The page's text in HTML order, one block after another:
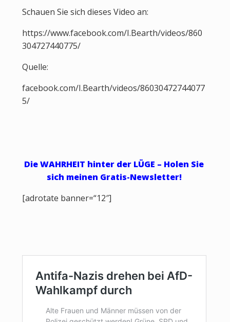
Schauen Sie sich dieses Video an:
https://www.facebook.com/I.Bearth/videos/860
304727440775/
Quelle:
facebook.com/I.Bearth/videos/86030472744077
5/
Die WAHRHEIT hinter der LÜGE – Holen Sie
sich meinen Gratis-Newsletter!
[adrotate banner=“12″]